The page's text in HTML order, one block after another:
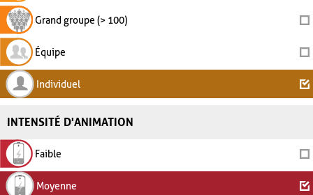
Grand groupe (> 100)
Équipe
Individuel
INTENSITÉ D'ANIMATION
Faible
Moyenne